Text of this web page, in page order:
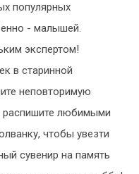
популярных
- малышей.
экспертом!
в старинной
неповторимую
распишите любимыми
чтобы увезти
сувенир на память